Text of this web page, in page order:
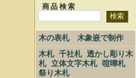
商品検索
木の表札 木象嵌で制作
木札 千社札 透かし彫り木
札 立体文字木札 喧嘩札
祭り木札